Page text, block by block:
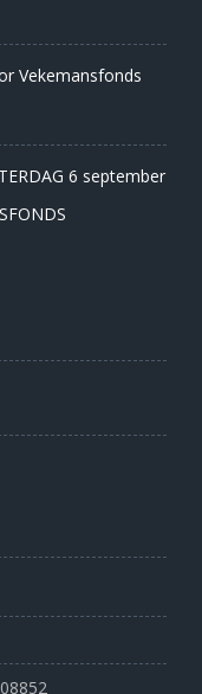
Vekemansfonds
6 september